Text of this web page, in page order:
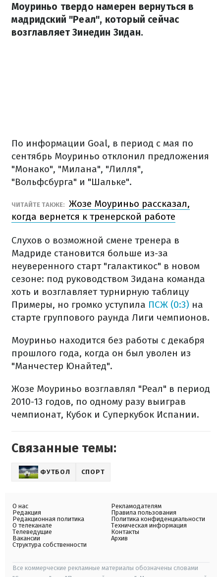
Моуриньо твердо намерен вернуться в
мадридский "Реал", который сейчас
возглавляет Зинедин Зидан.
По информации Goal, в период с мая по
сентябрь Моуриньо отклонил предложения
"Монако", "Милана", "Лилля",
"Вольфсбурга" и "Шальке".
ЧИТАЙТЕ ТАКЖЕ: Жозе Моуриньо рассказал,
когда вернется к тренерской работе
Слухов о возможной смене тренера в
Мадриде становится больше из-за
неуверенного старт "галактикос" в новом
сезоне: под руководством Зидана команда
хоть и возглавляет турнирную таблицу
Примеры, но громко уступила ПСЖ (0:3) на
старте группового раунда Лиги чемпионов.
Моуриньо находится без работы с декабря
прошлого года, когда он был уволен из
"Манчестер Юнайтед".
Жозе Моуриньо возглавлял "Реал" в период
2010-13 годов, по одному разу выиграв
чемпионат, Кубок и Суперкубок Испании.
Связанные темы:
ФУТБОЛ СПОРТ
О нас
Редакция
Редакционная политика
О телеканале
Телеведущие
Вакансии
Структура собственности
Рекламодателям
Правила пользования
Политика конфиденциальности
Техническая информация
Контакты
Архив
Все коммерческие рекламные материалы обозначены словами